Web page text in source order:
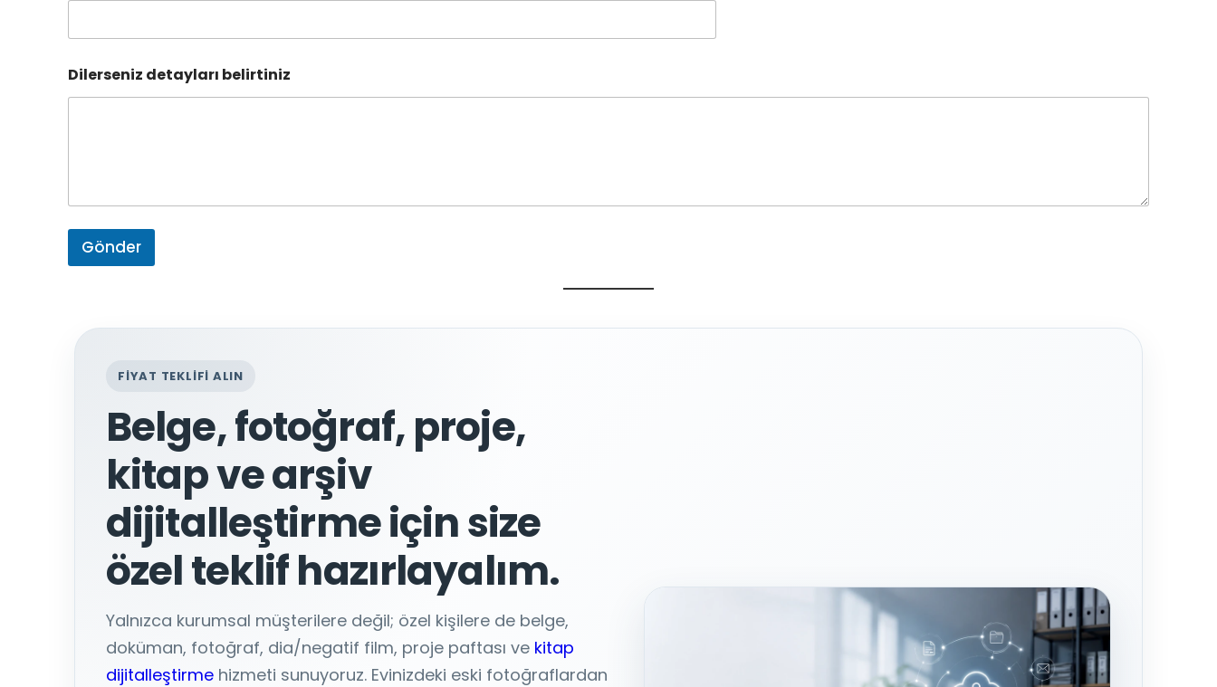
Dilerseniz detayları belirtiniz
Gönder
FIYAT TEKLIFI ALIN
Belge, fotoğraf, proje,
kitap ve arşiv
dijitalleştirme için size
özel teklif hazırlayalım.
Yalnızca kurumsal müşterilere değil; özel kişilere de belge,
doküman, fotoğraf, dia/negatif film, proje paftası ve kitap
dijitalleştirme hizmeti sunuyoruz. Evinizdeki eski fotoğraflardan